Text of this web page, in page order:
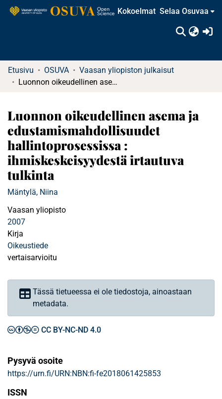
Kokoelmat Selaa Osuvaa
Etusivu OSUVA
Vaasan yliopiston julkaisut
Luonnon oikeudellinen asema ja edustamismahdollisuudet hallintoprosessissa : ihmiskeskeisyydestä irtautuva tulkinta
Luonnon oikeudellinen asema ja
edustamismahdollisuudet
hallintoprosessissa :
ihmiskeskeisyydestä irtautuva
tulkinta
Mäntylä, Niina
Vaasan yliopisto
2007
Kirja
Oikeustiede
vertaisarvioitu
Tässä tietueessa ei ole tiedostoja, ainoastaan
metadata.
CC BY-NC-ND 4.0
Pysyvä osoite
https://urn.fi/URN:NBN:fi-fe2018061425853
ISSN